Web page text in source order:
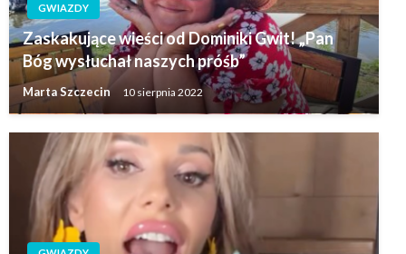
GWIAZDY
Zaskakujące wieści od Dominiki Gwit! „Pan
Bóg wysłuchał naszych próśb”
Marta Szczecin 10 sierpnia 2022